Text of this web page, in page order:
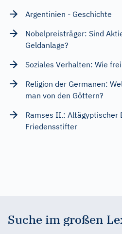
Argentinien - Geschichte
Nobelpreisträger: Sind
Geldanlage?
Soziales Verhalten: Wie
Religion der Germanen:
man von den Göttern?
Ramses II.: Altägyptischer
Friedensstifter
Suche im großen